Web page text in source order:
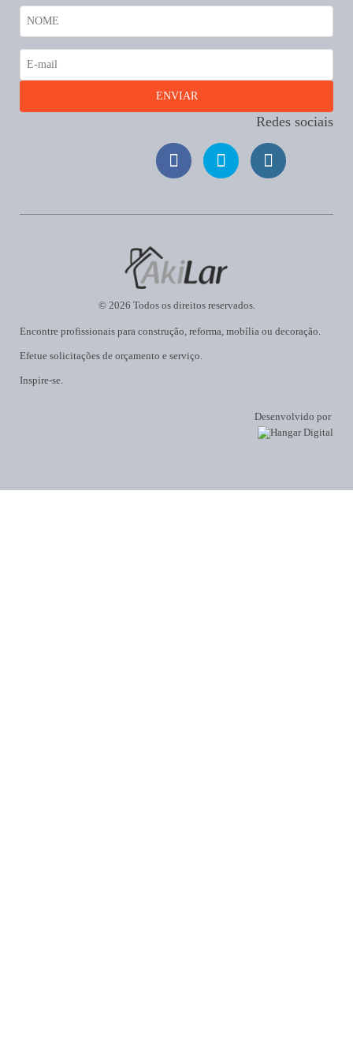
Redes sociais
Encontre profissionais para construção, reforma, mobília ou decoração.
Efetue solicitações de orçamento e serviço.
Inspire-se.
© 2026 Todos os direitos reservados.
Desenvolvido por